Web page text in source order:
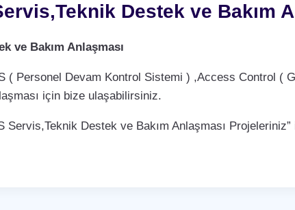
Destek ve Bakım
ve Bakım Anlaşması
( Personel Devam Kontrol Sistemi ) ,Access Control (
için bize ulaşabilirsiniz.
Servis,Teknik Destek ve Bakım Anlaşması Projeleriniz”